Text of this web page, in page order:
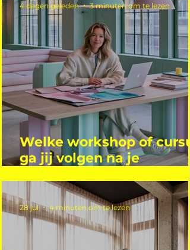
Welke workshop of
ga jij volgen na je
4 dagen geleden 3 minuten om te lezen
28 jul 4 minuten om te lezen